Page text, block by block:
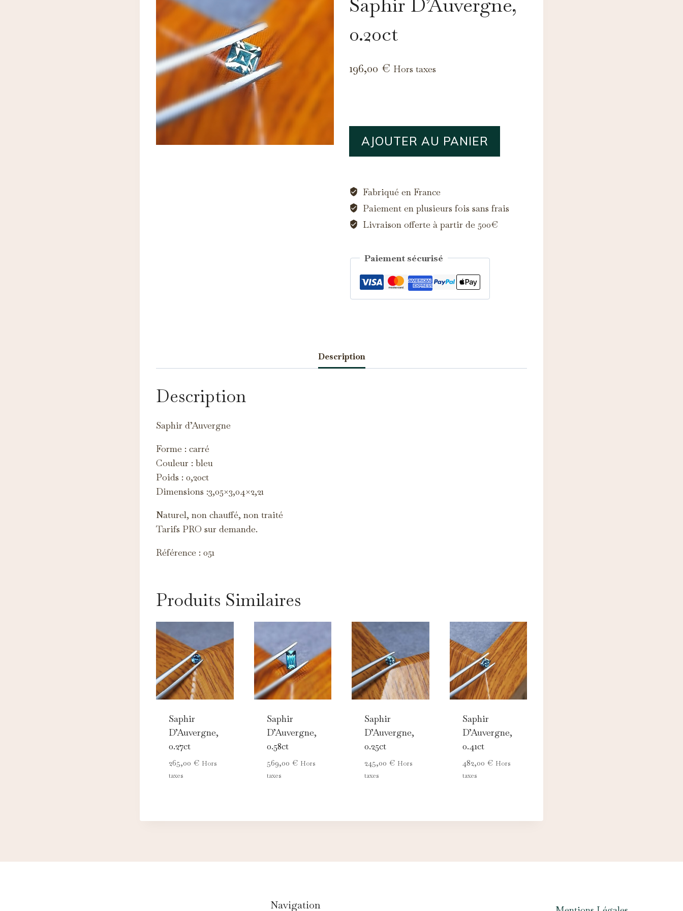
0.20ct
196,00 € Hors taxes
0.20ct
AJOUTER AU PANIER
Fabriqué en France
Paiement en plusieurs fois sans frais
Livraison offerte à partir de 500€
Paiement sécurisé
Description
Description
Saphir d’Auvergne
Forme : carré
Couleur : bleu
Poids : 0,20ct
Dimensions :3,05×3,04×2,21
Naturel, non chauffé, non traité
Tarifs PRO sur demande.
Référence : 051
Produits Similaires
Saphir
D’Auvergne,
0.27ct
265,00 € Hors
taxes
Saphir
D’Auvergne,
0.58ct
569,00 € Hors
taxes
Saphir
D’Auvergne,
0.25ct
245,00 € Hors
taxes
Saphir
D’Auvergne,
0.41ct
482,00 € Hors
taxes
Navigation
Nécessaires TOUJOURS ACTIFS
contenus (Google Analytics, Matomo…).